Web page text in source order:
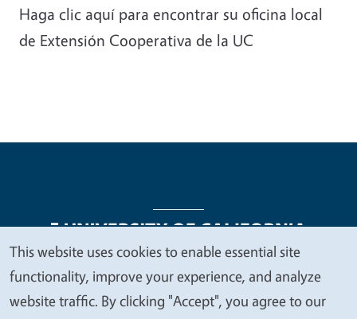
Haga clic aquí para encontrar su oficina local
de Extensión Cooperativa de la UC
Legal Menu
Copyright
Nondiscrimination Statements
Accessibility
Contact Privacy
We
value
This website uses cookies to enable essential site
functionality, improve your experience, and analyze
website traffic. By clicking "Accept", you agree to our